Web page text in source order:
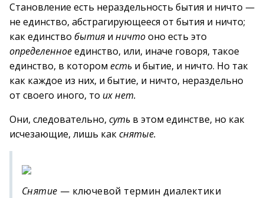
Становление есть нераздельность бытия и ничто —
не единство, абстрагирующееся от бытия и ничто;
как единство бытия и ничтооно есть это
определенноеединство, или, иначе говоря, такое
единство, в котором есть и бытие, и ничто. Но так
как каждое из них, и бытие, и ничто, нераздельно
от своего иного, то их нет.
Они, следовательно, суть в этом единстве, но как
исчезающие, лишь какснятые.
Снятие — ключевой термин диалектики